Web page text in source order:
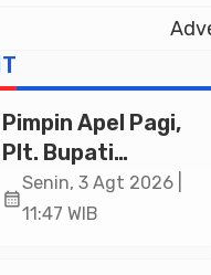
Pimpin Apel Pagi,
Plt. Bupati
Pemalang
Tekankan Disiplin
calendar_month
Senin, 3 Agt 2026 |
11:47 WIB